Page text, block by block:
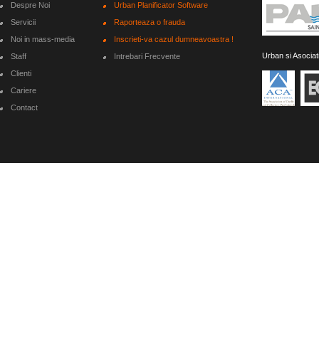
Despre Noi
Servicii
Noi in mass-media
Staff
Clienti
Cariere
Contact
Urban Planificator Software
Raporteaza o frauda
Inscrieti-va cazul dumneavoastra !
Intrebari Frecvente
Urban si